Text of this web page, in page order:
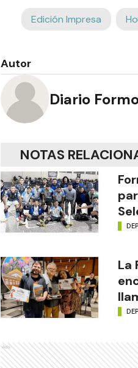
Edición Impresa
Autor
Diario
NOTAS
La
Ads